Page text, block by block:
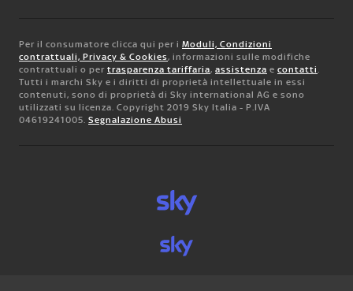
Per il consumatore clicca qui per i Moduli, Condizioni
contrattuali, Privacy & Cookies, informazioni sulle modifiche
contrattuali o per trasparenza tariffaria, assistenza e contatti.
Tutti i marchi Sky e i diritti di proprietà intellettuale in essi
contenuti, sono di proprietà di Sky international AG e sono
utilizzati su licenza. Copyright 2019 Sky Italia - P.IVA
04619241005. Segnalazione Abusi